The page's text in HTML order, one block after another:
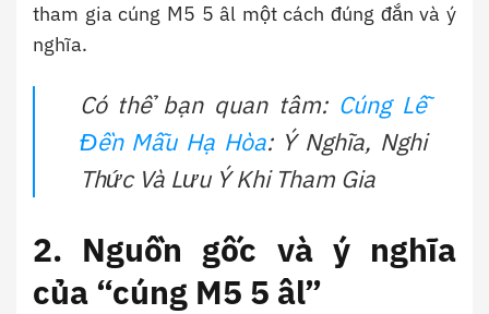
tham gia cúng M5 5 âl một cách đúng đắn và ý
nghĩa.
Có thể bạn quan tâm: Cúng Lễ
Đền Mẫu Hạ Hòa: Ý Nghĩa, Nghi
Thức Và Lưu Ý Khi Tham Gia
2. Nguồn gốc và ý nghĩa
của “cúng M5 5 âl”